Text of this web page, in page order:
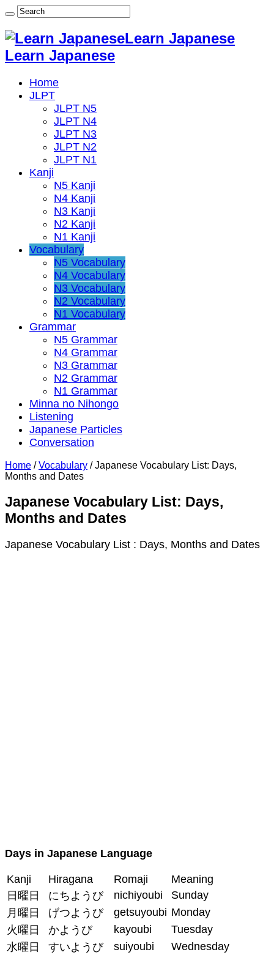
Learn Japanese
Learn Japanese
Home
JLPT
JLPT N5
JLPT N4
JLPT N3
JLPT N2
JLPT N1
Kanji
N5 Kanji
N4 Kanji
N3 Kanji
N2 Kanji
N1 Kanji
Vocabulary
N5 Vocabulary
N4 Vocabulary
N3 Vocabulary
N2 Vocabulary
N1 Vocabulary
Grammar
N5 Grammar
N4 Grammar
N3 Grammar
N2 Grammar
N1 Grammar
Minna no Nihongo
Listening
Japanese Particles
Conversation
Home / Vocabulary / Japanese Vocabulary List: Days,
Months and Dates
Japanese Vocabulary List: Days,
Months and Dates
Japanese Vocabulary List : Days, Months and Dates
Days in Japanese Language
Kanji Hiragana Romaji
Meaning
日曜日
にちようび nichiyoubi
Sunday
月曜日
げつようび getsuyoubi Monday
火曜日
かようび kayoubi
Tuesday
水曜日
すいようび suiyoubi
Wednesday